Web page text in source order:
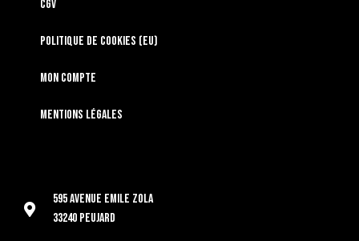
CGV
Politique de cookies (EU)
Mon compte
Mentions légales
595 Avenue Emile Zola
33240 Peujard